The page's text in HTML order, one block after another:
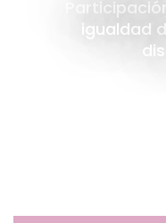
igualdad